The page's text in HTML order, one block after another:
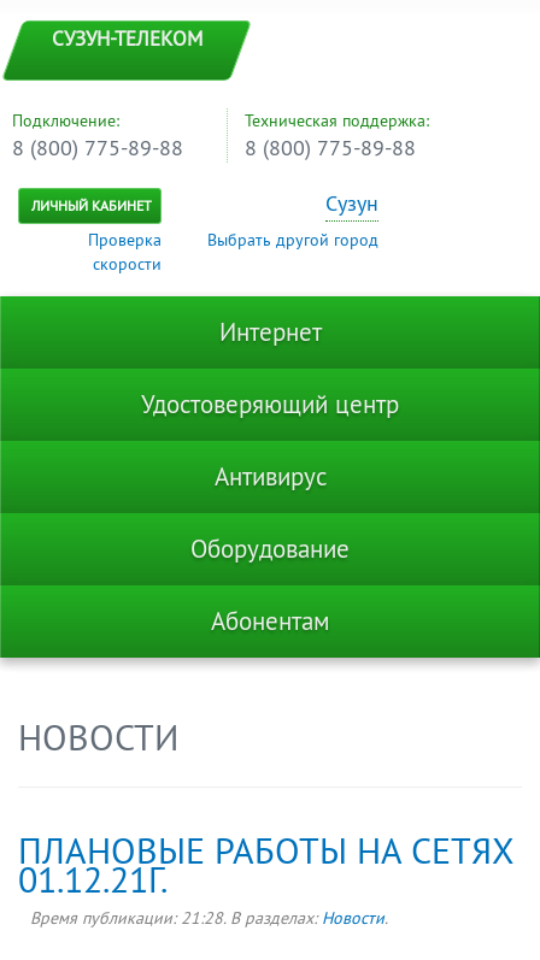
СУЗУН-ТЕЛЕКОМ
Подключение:
8 (800) 775-89-88
Техническая поддержка:
8 (800) 775-89-88
ЛИЧНЫЙ КАБИНЕТ
Проверка
скорости
Сузун
Выбрать другой город
Интернет
Удостоверяющий центр
Антивирус
Оборудование
Абонентам
НОВОСТИ
ПЛАНОВЫЕ РАБОТЫ НА СЕТЯХ
01.12.21Г.
Время публикации:21:28. В разделах:Новости.